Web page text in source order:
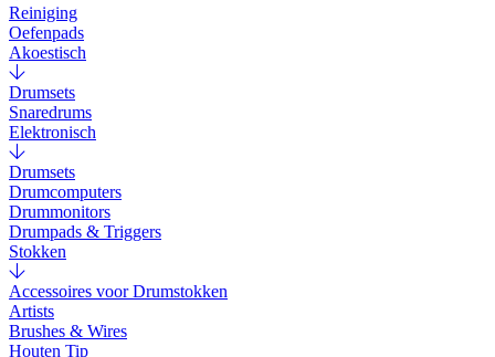
Reiniging
Oefenpads
Akoestisch
Drumsets
Snaredrums
Elektronisch
Drumsets
Drumcomputers
Drummonitors
Drumpads & Triggers
Stokken
Accessoires voor Drumstokken
Artists
Brushes & Wires
Houten Tip